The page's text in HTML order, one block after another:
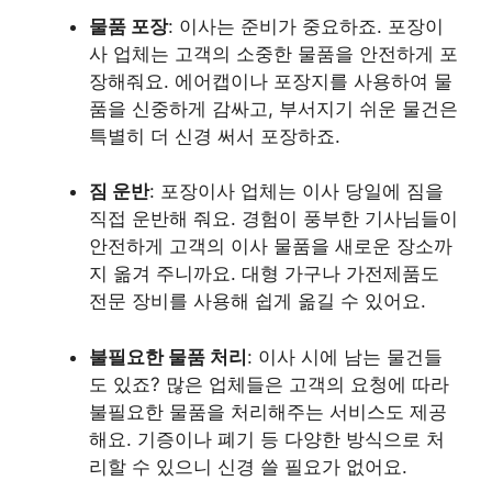
물품 포장: 이사는 준비가 중요하죠. 포장이
사 업체는 고객의 소중한 물품을 안전하게 포
장해줘요. 에어캡이나 포장지를 사용하여 물
품을 신중하게 감싸고, 부서지기 쉬운 물건은
특별히 더 신경 써서 포장하죠.
짐 운반: 포장이사 업체는 이사 당일에 짐을
직접 운반해 줘요. 경험이 풍부한 기사님들이
안전하게 고객의 이사 물품을 새로운 장소까
지 옮겨 주니까요. 대형 가구나 가전제품도
전문 장비를 사용해 쉽게 옮길 수 있어요.
불필요한 물품 처리: 이사 시에 남는 물건들
도 있죠? 많은 업체들은 고객의 요청에 따라
불필요한 물품을 처리해주는 서비스도 제공
해요. 기증이나 폐기 등 다양한 방식으로 처
리할 수 있으니 신경 쓸 필요가 없어요.